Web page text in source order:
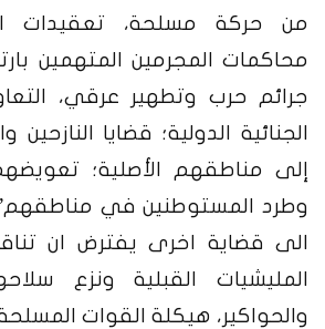
من حركة مسلحة، تعقيدات
محاكمات المجرمين المتهمين
جرائم حرب وتطهير عرقي،
الجنائية الدولية؛ قضايا النازحين
إلى مناطقهم الأصلية؛
وطرد المستوطنين في مناطقهم”.
الى قضاية اخرى يفترض ان
المليشيات القبلية ونزع
والحواكير، هيكلة القوات المسلحة